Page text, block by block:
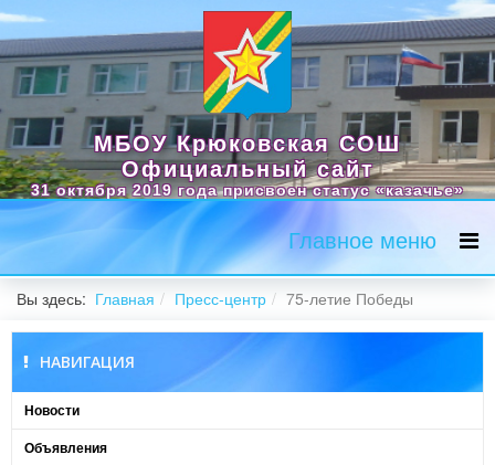
МБОУ Крюковская СОШ
Официальный сайт
31 октября 2019 года присвоен статус «казачье»
Главное меню
Вы здесь: Главная Пресс-центр 75-летие Победы
НАВИГАЦИЯ
Новости
Объявления